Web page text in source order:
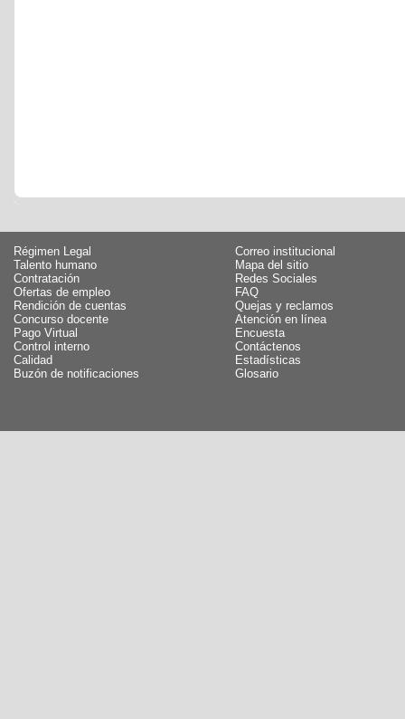
Régimen Legal
Talento humano
Contratación
Ofertas de empleo
Rendición de cuentas
Concurso docente
Pago Virtual
Control interno
Calidad
Buzón de notificaciones
Correo institucional
Mapa del sitio
Redes Sociales
FAQ
Quejas y reclamos
Atención en línea
Encuesta
Contáctenos
Estadísticas
Glosario